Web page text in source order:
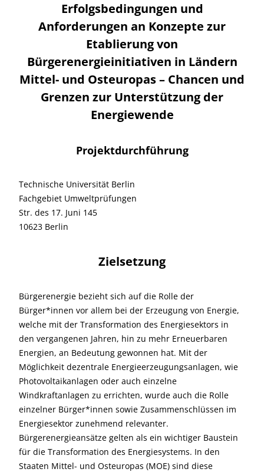
Erfolgsbedingungen und
Anforderungen an Konzepte zur
Etablierung von
Bürgerenergieinitiativen in Ländern
Mittel- und Osteuropas – Chancen und
Grenzen zur Unterstützung der
Energiewende
Projektdurchführung
Technische Universität Berlin
Fachgebiet Umweltprüfungen
Str. des 17. Juni 145
10623 Berlin
Zielsetzung
Bürgerenergie bezieht sich auf die Rolle der
Bürger*innen vor allem bei der Erzeugung von Energie,
welche mit der Transformation des Energiesektors in
den vergangenen Jahren, hin zu mehr Erneuerbaren
Energien, an Bedeutung gewonnen hat. Mit der
Möglichkeit dezentrale Energieerzeugungsanlagen, wie
Photovoltaikanlagen oder auch einzelne
Windkraftanlagen zu errichten, wurde auch die Rolle
einzelner Bürger*innen sowie Zusammenschlüssen im
Energiesektor zunehmend relevanter.
Bürgerenergieansätze gelten als ein wichtiger Baustein
für die Transformation des Energiesystems. In den
Staaten Mittel- und Osteuropas (MOE) sind diese